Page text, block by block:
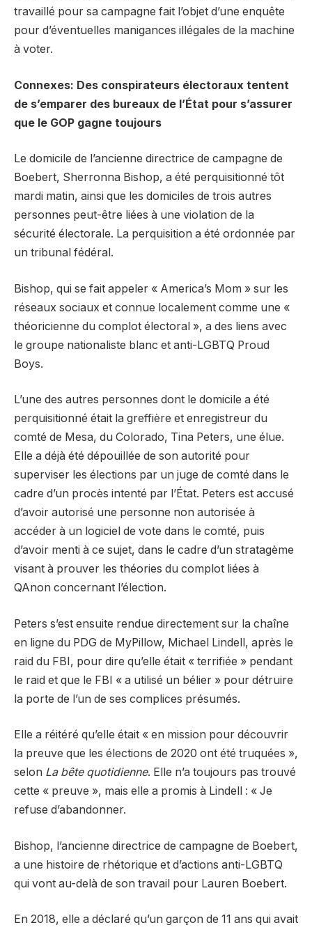
travaillé pour sa campagne fait l’objet d’une enquête
pour d’éventuelles manigances illégales de la machine
à voter.
Connexes: Des conspirateurs électoraux tentent
de s’emparer des bureaux de l’État pour s’assurer
que le GOP gagne toujours
Le domicile de l’ancienne directrice de campagne de
Boebert, Sherronna Bishop, a été perquisitionné tôt
mardi matin, ainsi que les domiciles de trois autres
personnes peut-être liées à une violation de la
sécurité électorale. La perquisition a été ordonnée par
un tribunal fédéral.
Bishop, qui se fait appeler « America’s Mom » sur les
réseaux sociaux et connue localement comme une «
théoricienne du complot électoral », a des liens avec
le groupe nationaliste blanc et anti-LGBTQ Proud
Boys.
L’une des autres personnes dont le domicile a été
perquisitionné était la greffière et enregistreur du
comté de Mesa, du Colorado, Tina Peters, une élue.
Elle a déjà été dépouillée de son autorité pour
superviser les élections par un juge de comté dans le
cadre d’un procès intenté par l’État. Peters est accusé
d’avoir autorisé une personne non autorisée à
accéder à un logiciel de vote dans le comté, puis
d’avoir menti à ce sujet, dans le cadre d’un stratagème
visant à prouver les théories du complot liées à
QAnon concernant l’élection.
Peters s’est ensuite rendue directement sur la chaîne
en ligne du PDG de MyPillow, Michael Lindell, après le
raid du FBI, pour dire qu’elle était « terrifiée » pendant
le raid et que le FBI « a utilisé un bélier » pour détruire
la porte de l’un de ses complices présumés.
Elle a réitéré qu’elle était « en mission pour découvrir
la preuve que les élections de 2020 ont été truquées »,
selon La bête quotidienne. Elle n’a toujours pas trouvé
cette « preuve », mais elle a promis à Lindell : « Je
refuse d’abandonner.
Bishop, l’ancienne directrice de campagne de Boebert,
a une histoire de rhétorique et d’actions anti-LGBTQ
qui vont au-delà de son travail pour Lauren Boebert.
En 2018, elle a déclaré qu’un garçon de 11 ans qui avait